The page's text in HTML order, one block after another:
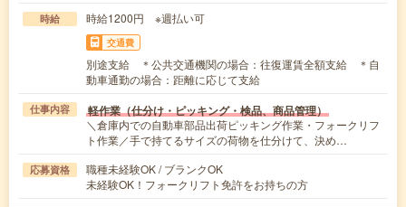
時給 時給1200円 ※週払い可
交通費
別途支給 ＊公共交通機関の場合：往復運賃全額支給 ＊自
動車通勤の場合：距離に応じて支給
仕事内容 軽作業（仕分け・ピッキング・検品、商品管理）
＼倉庫内での自動車部品出荷ピッキング作業・フォークリフ
ト作業／手で持てるサイズの荷物を仕分けて、決め…
応募資格
職種未経験OK / ブランクOK
未経験OK！フォークリフト免許をお持ちの方